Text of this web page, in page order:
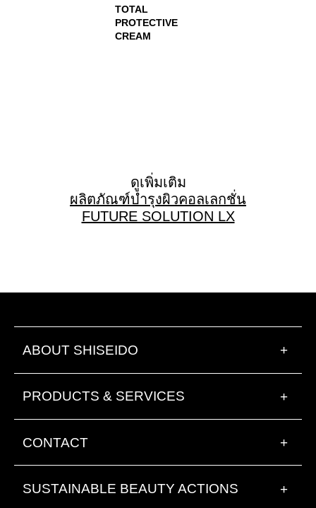
TOTAL
PROTECTIVE
CREAM
ดูเพิ่มเติม
ผลิตภัณฑ์บำรุงผิวคอลเลกชั่น
FUTURE SOLUTION LX
ABOUT SHISEIDO +
PRODUCTS & SERVICES +
CONTACT +
SUSTAINABLE BEAUTY ACTIONS +